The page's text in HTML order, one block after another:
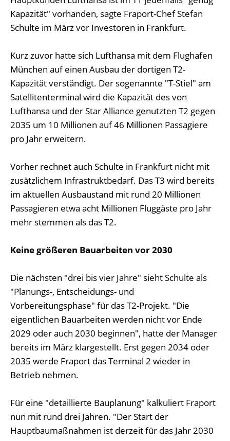
Kapazität" vorhanden, sagte Fraport-Chef Stefan
Schulte im März vor Investoren in Frankfurt.
Kurz zuvor hatte sich Lufthansa mit dem Flughafen
München auf einen Ausbau der dortigen T2-
Kapazität verständigt. Der sogenannte "T-Stiel" am
Satellitenterminal wird die Kapazität des von
Lufthansa und der Star Alliance genutzten T2 gegen
2035 um 10 Millionen auf 46 Millionen Passagiere
pro Jahr erweitern.
Vorher rechnet auch Schulte in Frankfurt nicht mit
zusätzlichem Infrastruktbedarf. Das T3 wird bereits
im aktuellen Ausbaustand mit rund 20 Millionen
Passagieren etwa acht Millionen Fluggäste pro Jahr
mehr stemmen als das T2.
Keine größeren Bauarbeiten vor 2030
Die nächsten "drei bis vier Jahre" sieht Schulte als
"Planungs-, Entscheidungs- und
Vorbereitungsphase" für das T2-Projekt. "Die
eigentlichen Bauarbeiten werden nicht vor Ende
2029 oder auch 2030 beginnen", hatte der Manager
bereits im März klargestellt. Erst gegen 2034 oder
2035 werde Fraport das Terminal 2 wieder in
Betrieb nehmen.
Für eine "detaillierte Bauplanung" kalkuliert Fraport
nun mit rund drei Jahren. "Der Start der
Hauptbaumaßnahmen ist derzeit für das Jahr 2030